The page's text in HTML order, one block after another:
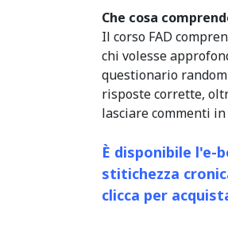
Che cosa
Il corso FAD
chi volesse
questionario
risposte corrette,
lasciare commenti
È disponibile l'e-
stitichezza
clicca per